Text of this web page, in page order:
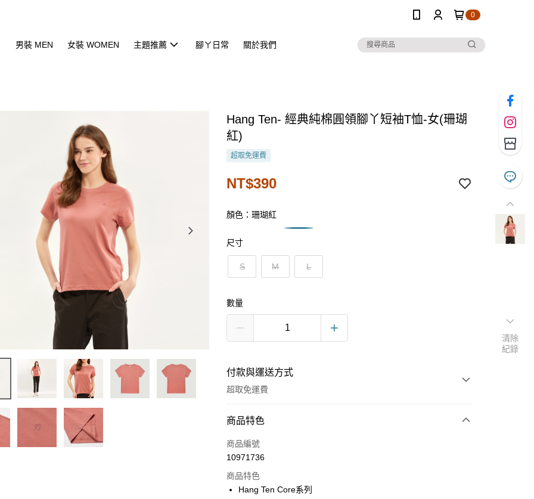
0
男裝 MEN 女裝 WOMEN 主題推薦 腳ㄚ日常 關於我們
Hang Ten- 經典純棉圓領腳丫短袖T恤-女(珊瑚
紅)
超取免運費
NT$390
顏色：珊瑚紅
尺寸
S M L
數量
付款與運送方式
超取免運費
付款方式
信用卡一次付款
Apple Pay
商品特色
商品編號
10971736
商品特色
Hang Ten Core系列
清除
紀錄